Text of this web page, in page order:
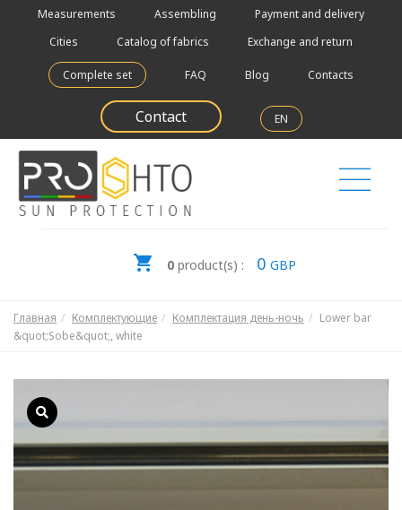
Measurements Assembling
Payment and delivery
Cities
Catalog of fabrics Exchange and return
Complete set FAQ Blog Contacts
Contact EN
0 product(s) : 0 GBP
Главная Комплектующие Комплектация день-ночь
Lower bar
&quot;Sobe&quot;, white